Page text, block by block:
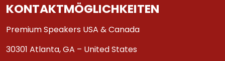
KONTAKTMÖGLICHKEITEN
Premium Speakers USA & Canada
30301 Atlanta, GA – United States